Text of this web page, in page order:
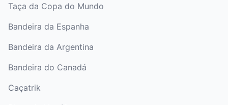
Taça da Copa do Mundo
Bandeira da Espanha
Bandeira da Argentina
Bandeira do Canadá
Caçatrik